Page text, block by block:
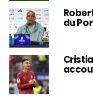
du